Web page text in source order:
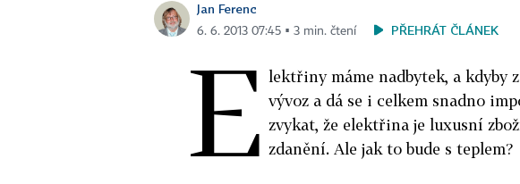
Jan Ferenc
6. 6. 2013 07:45 ▪ 3 min. čtení PŘEHRÁT ČLÁNEK
E lektřiny máme nadbytek, a kdyby
vývoz a dá se i celkem snadno
zvykat, že elektřina je luxusní
zdanění. Ale jak to bude s teplem?